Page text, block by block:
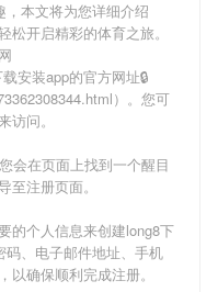
本文将为您详细介绍
松开启精彩的体育之旅。
安装app的官方网址🔒
）。您可
问。
会在页面上找到一个醒目
注册页面。
的个人信息来创建long8下
码、电子邮件地址、手机
确保顺利完成注册。